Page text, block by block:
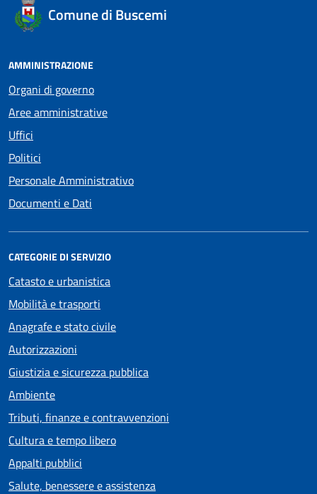
Comune di Buscemi
AMMINISTRAZIONE
Organi di governo
Aree amministrative
Uffici
Politici
Personale Amministrativo
Documenti e Dati
CATEGORIE DI SERVIZIO
Catasto e urbanistica
Mobilità e trasporti
Anagrafe e stato civile
Autorizzazioni
Giustizia e sicurezza pubblica
Ambiente
Tributi, finanze e contravvenzioni
Cultura e tempo libero
Appalti pubblici
Salute, benessere e assistenza